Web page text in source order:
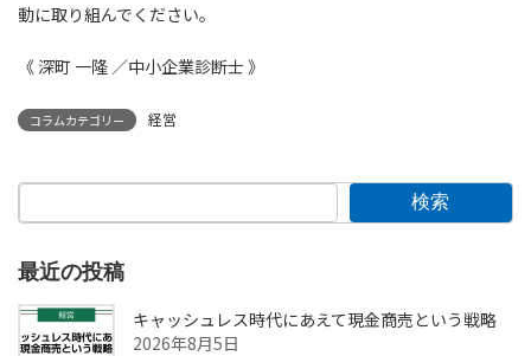
動に取り組んでください。
《 深町 一隆 ／中小企業診断士 》
コラムカテゴリー 経営
検索
最近の投稿
キャッシュレス時代にあえて現金商売という戦略
2026年8月5日